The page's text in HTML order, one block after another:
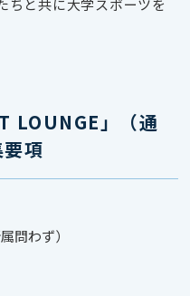
ちと共に大学スポーツを
LOUNGE」（通
項
問わず）